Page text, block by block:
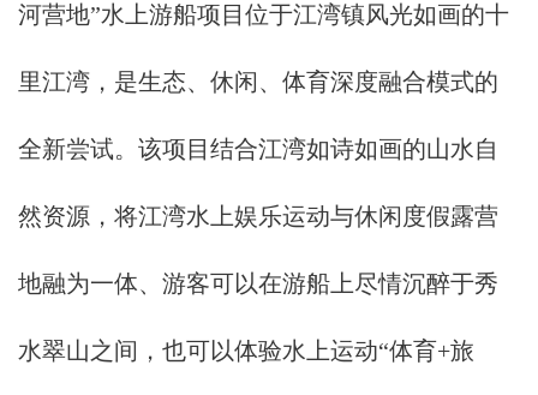
河营地”水上游船项目位于江湾镇风光如画的十
里江湾，是生态、休闲、体育深度融合模式的
全新尝试。该项目结合江湾如诗如画的山水自
然资源，将江湾水上娱乐运动与休闲度假露营
地融为一体、游客可以在游船上尽情沉醉于秀
水翠山之间，也可以体验水上运动“体育+旅